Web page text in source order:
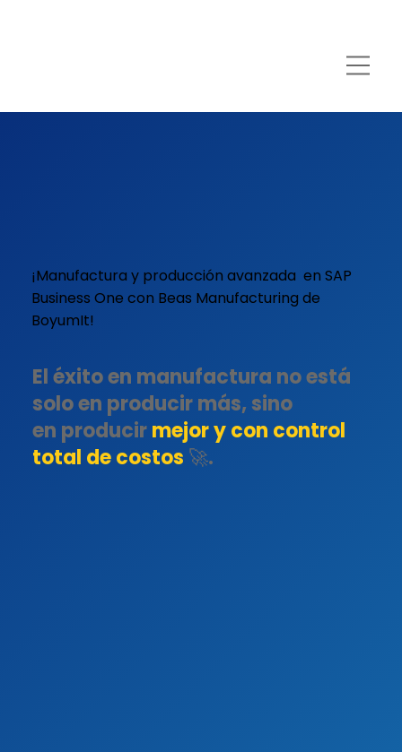
¡Manufactura y producción avanzada en SAP
Business One con Beas Manufacturing de
BoyumIt!
El éxito en manufactura no está
solo en producir más, sino
en producirmejor y con control
total de costos 🚀.